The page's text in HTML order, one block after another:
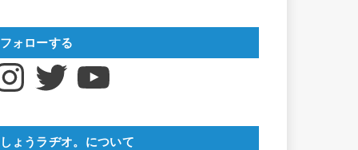
フォローする
Twitter YouTube
しょうラヂオ。について